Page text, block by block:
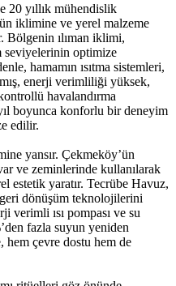
20 yıllık mühendislik
iklimine ve yerel malzeme
Bölgenin ılıman iklimi,
seviyelerinin optimize
hamamın ısıtma sistemleri,
enerji verimliliği yüksek,
havalandırma
boyunca konforlu bir deneyim
edilir.
yansır. Çekmeköy’ün
ve zeminlerinde kullanılarak
estetik yaratır. Tecrübe Havuz,
dönüşüm teknolojilerini
verimli ısı pompası ve su
fazla suyun yeniden
hem çevre dostu hem de